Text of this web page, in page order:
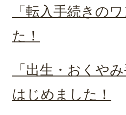
「転入手続きの
た！
「出生・おくや
はじめました！